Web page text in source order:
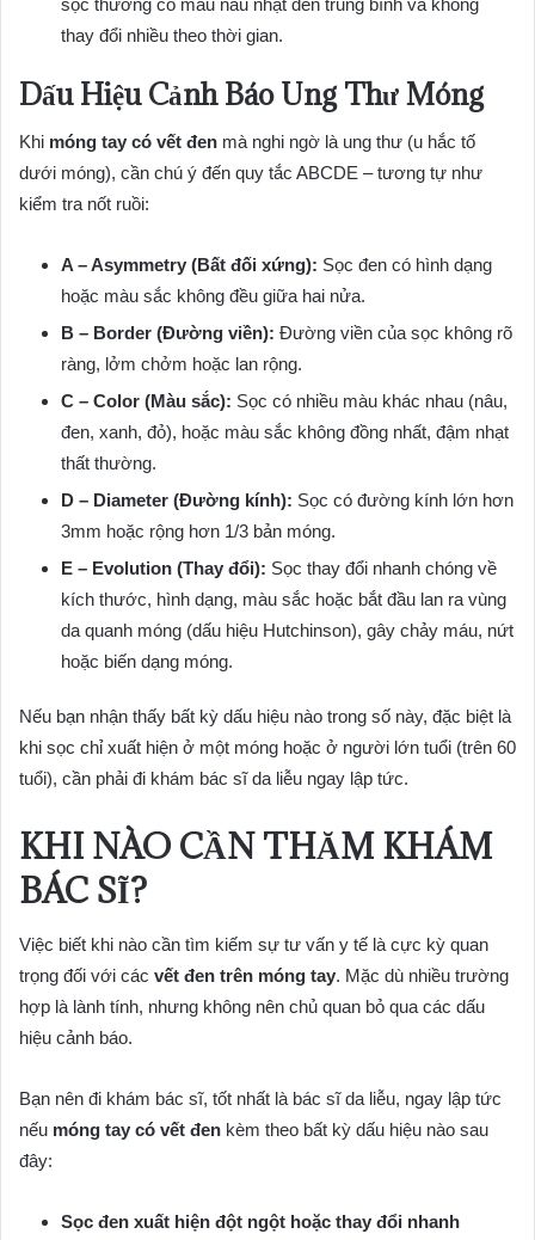
thay đổi nhiều theo thời gian.
Dấu Hiệu Cảnh Báo Ung Thư Móng
Khi móng tay có vết đen mà nghi ngờ là ung thư (u hắc tố
dưới móng), cần chú ý đến quy tắc ABCDE – tương tự như
kiểm tra nốt ruồi:
A – Asymmetry (Bất đối xứng): Sọc đen có hình dạng
hoặc màu sắc không đều giữa hai nửa.
B – Border (Đường viền): Đường viền của sọc không rõ
ràng, lởm chởm hoặc lan rộng.
C – Color (Màu sắc): Sọc có nhiều màu khác nhau (nâu,
đen, xanh, đỏ), hoặc màu sắc không đồng nhất, đậm nhạt
thất thường.
D – Diameter (Đường kính): Sọc có đường kính lớn hơn
3mm hoặc rộng hơn 1/3 bản móng.
E – Evolution (Thay đổi): Sọc thay đổi nhanh chóng về
kích thước, hình dạng, màu sắc hoặc bắt đầu lan ra vùng
da quanh móng (dấu hiệu Hutchinson), gây chảy máu, nứt
hoặc biến dạng móng.
Nếu bạn nhận thấy bất kỳ dấu hiệu nào trong số này, đặc biệt là
khi sọc chỉ xuất hiện ở một móng hoặc ở người lớn tuổi (trên 60
tuổi), cần phải đi khám bác sĩ da liễu ngay lập tức.
KHI NÀO CẦN THĂM KHÁM
BÁC SĨ?
Việc biết khi nào cần tìm kiếm sự tư vấn y tế là cực kỳ quan
trọng đối với các vết đen trên móng tay. Mặc dù nhiều trường
hợp là lành tính, nhưng không nên chủ quan bỏ qua các dấu
hiệu cảnh báo.
Bạn nên đi khám bác sĩ, tốt nhất là bác sĩ da liễu, ngay lập tức
nếu móng tay có vết đen kèm theo bất kỳ dấu hiệu nào sau
đây:
Sọc đen xuất hiện đột ngột hoặc thay đổi nhanh